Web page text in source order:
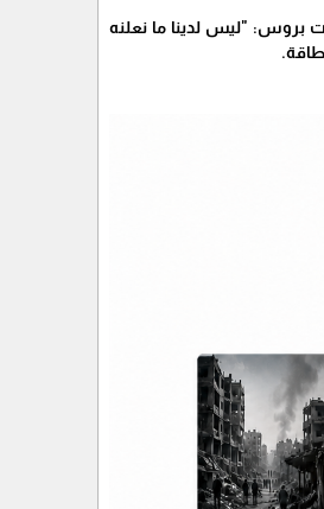
بروس: "ليس لدينا ما نعلنه